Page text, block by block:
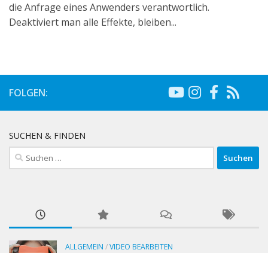
die Anfrage eines Anwenders verantwortlich.
Deaktiviert man alle Effekte, bleiben...
FOLGEN:
SUCHEN & FINDEN
Suchen
nach:
ALLGEMEIN /VIDEO BEARBEITEN